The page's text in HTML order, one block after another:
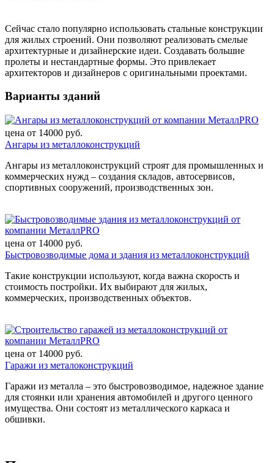
Сейчас стало популярно использовать стальные конструкции
для жилых строений. Они позволяют реализовать смелые
архитектурные и дизайнерские идеи. Создавать большие
пролеты и нестандартные формы. Это привлекает
архитекторов и дизайнеров с оригинальными проектами.
Варианты зданий
цена от 14000 руб.
Ангары из металлоконструкций
Ангары из металлоконструкций строят для промышленных и
коммерческих нужд – создания складов, автосервисов,
спортивных сооружений, производственных зон.
цена от 14000 руб.
Быстровозводимые дома и здания из металлоконструкций
Такие конструкции используют, когда важна скорость и
стоимость постройки. Их выбирают для жилых,
коммерческих, производственных объектов.
цена от 14000 руб.
Гаражи из металоконструкций
Гаражи из металла – это быстровозводимое, надежное здание
для стоянки или хранения автомобилей и другого ценного
имущества. Они состоят из металлического каркаса и
обшивки.